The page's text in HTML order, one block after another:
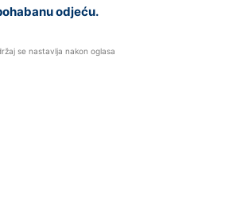
odjeću.
se nastavlja nakon oglasa